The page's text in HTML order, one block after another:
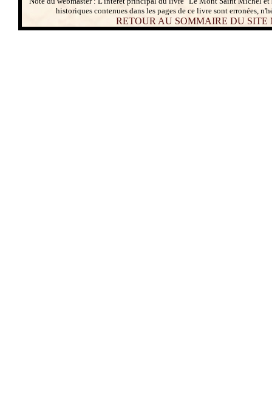
historiques contenues dans les pages de ce livre sont erronées,
RETOUR AU SOMMAIRE DU